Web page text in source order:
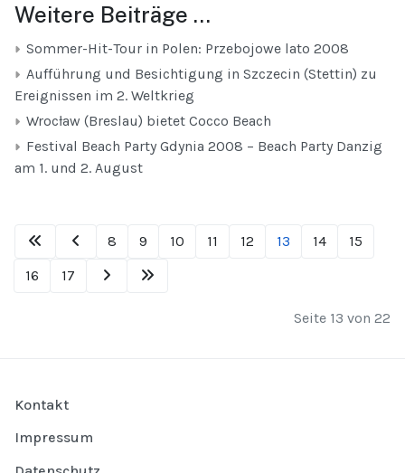
Weitere Beiträge …
Sommer-Hit-Tour in Polen: Przebojowe lato 2008
Aufführung und Besichtigung in Szczecin (Stettin) zu
Ereignissen im 2. Weltkrieg
Wrocław (Breslau) bietet Cocco Beach
Festival Beach Party Gdynia 2008 – Beach Party Danzig
am 1. und 2. August
8 9 10 11 12 13 14
15
16
17
Seite 13 von 22
Kontakt
Impressum